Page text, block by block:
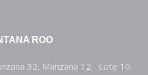
ROO
32, Manzana 12 Lote 10